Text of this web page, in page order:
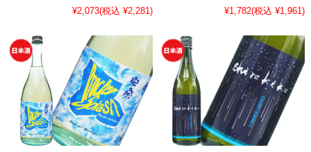
¥2,073(税込 ¥2,281)
¥1,782(税込 ¥1,961)